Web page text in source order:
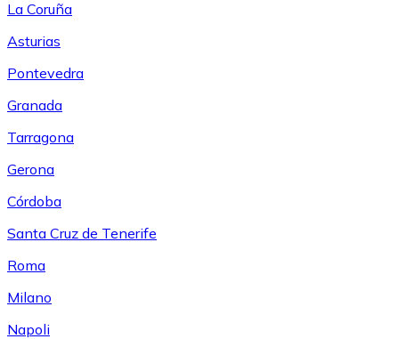
La Coruña
Asturias
Pontevedra
Granada
Tarragona
Gerona
Córdoba
Santa Cruz de Tenerife
Roma
Milano
Napoli